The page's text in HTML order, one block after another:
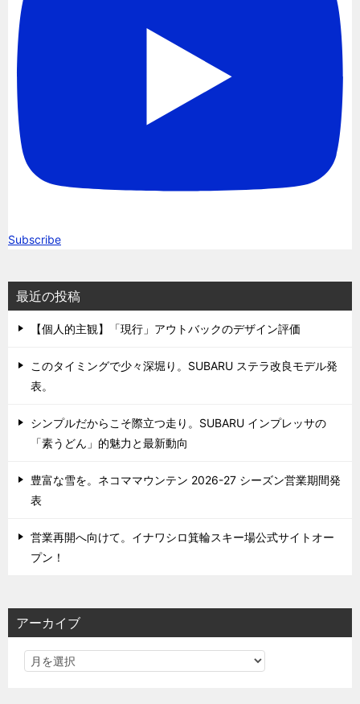
Subscribe
最近の投稿
【個人的主観】「現行」アウトバックのデザイン評価
このタイミングで少々深堀り。SUBARU ステラ改良モデル発
表。
シンプルだからこそ際立つ走り。SUBARU インプレッサの
「素うどん」的魅力と最新動向
豊富な雪を。ネコママウンテン 2026-27 シーズン営業期間発
表
営業再開へ向けて。イナワシロ箕輪スキー場公式サイトオー
プン！
アーカイブ